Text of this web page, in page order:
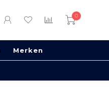
0
Merken